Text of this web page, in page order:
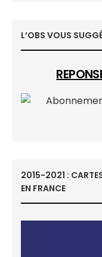
L’OBS VOUS
2015-2021 :
EN FRANCE